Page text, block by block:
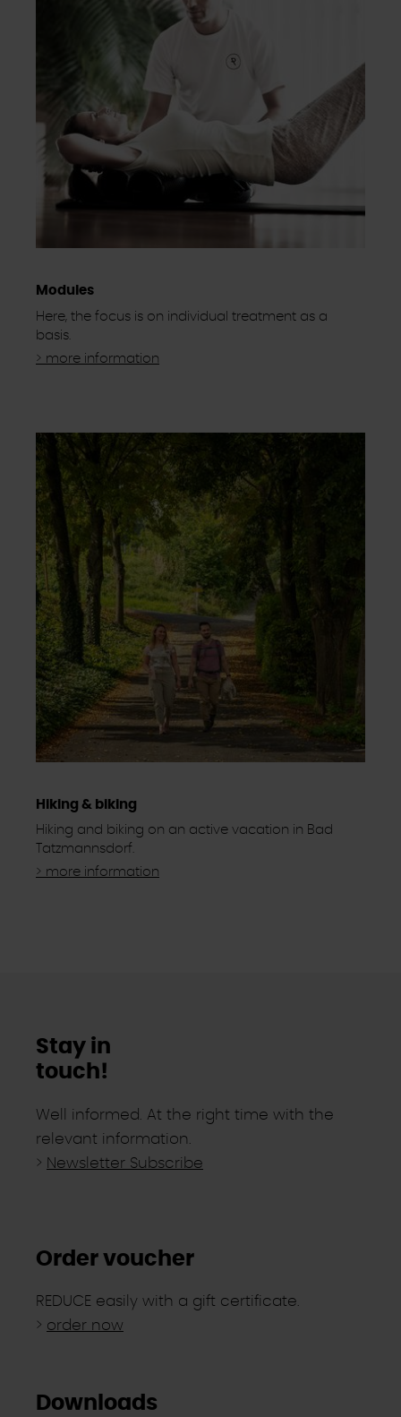
Modules
Here, the focus is on individual treatment as a
basis.
> more information
Hiking & biking
Hiking and biking on an active vacation in Bad
Tatzmannsdorf.
> more information
Stay in
touch!
Well informed. At the right time with the
relevant information.
> Newsletter Subscribe
Order voucher
REDUCE easily with a gift certificate.
> order now
Downloads